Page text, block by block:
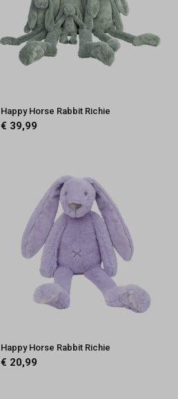
Happy Horse Rabbit Richie
€ 39,99
Happy Horse Rabbit Richie
€ 20,99